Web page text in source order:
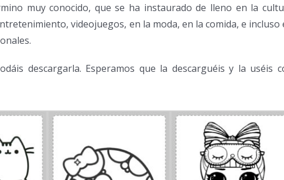
muy conocido, que se ha instaurado de lleno en la
videojuegos, en la moda, en la comida, e incluso
descargarla. Esperamos que la descarguéis y la uséis